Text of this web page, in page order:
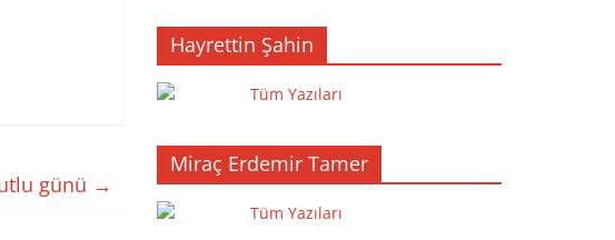
günü →
Hayrettin Şahin
Tüm Yazıları
Miraç Erdemir Tamer
Tüm Yazıları